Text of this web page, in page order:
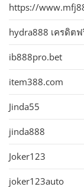
https://
hydra888 เครดิต
ib888pro.bet
item388.com
Jinda55
jinda888
Joker123
joker123auto